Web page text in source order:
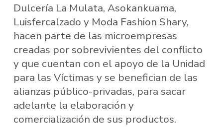
Dulcería La Mulata, Asokankuama,
Luisfercalzado y Moda Fashion Shary,
hacen parte de las microempresas
creadas por sobrevivientes del conflicto
y que cuentan con el apoyo de la Unidad
para las Víctimas y se benefician de las
alianzas público-privadas, para sacar
adelante la elaboración y
comercialización de sus productos.